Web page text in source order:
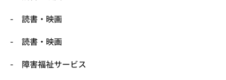
読書・映画
読書・映画
障害福祉サービス